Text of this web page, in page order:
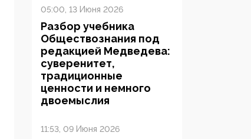
05:00, 13 Июня 2026
Разбор учебника
Обществознания под
редакцией Медведева:
суверенитет,
традиционные
ценности и немного
двоемыслия
11:53, 09 Июня 2026